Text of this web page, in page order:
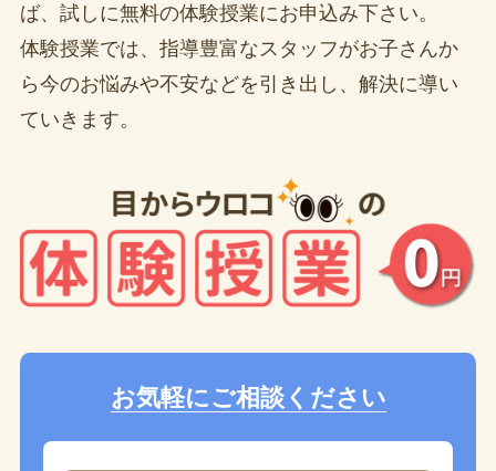
ば、試しに無料の体験授業にお申込み下さい。
体験授業では、指導豊富なスタッフがお子さんか
ら今のお悩みや不安などを引き出し、解決に導い
ていきます。
お気軽にご相談ください